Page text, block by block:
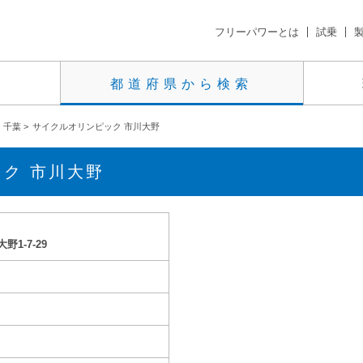
フリーパワーとは 試乗
都道府県から検索
千葉 > サイクルオリンピック 市川大野
市川大野
野1-7-29